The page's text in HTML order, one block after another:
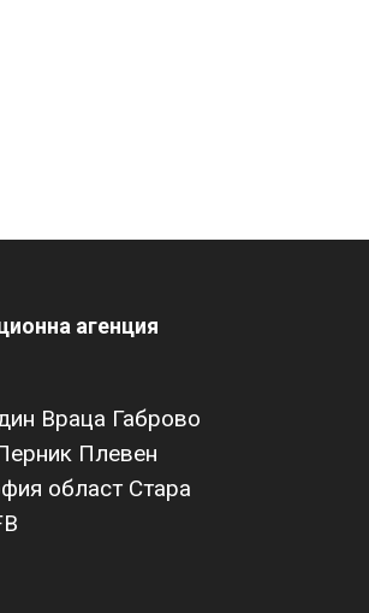
агенция
Враца Габрово
Плевен
област Стара